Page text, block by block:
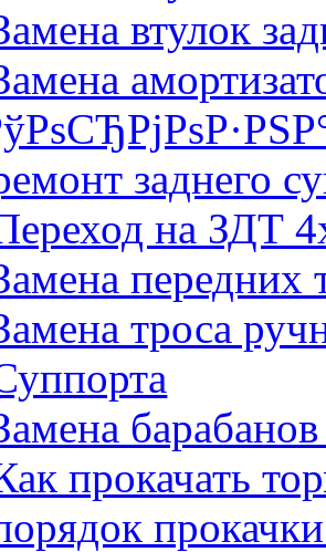
втулок
заднего
на ЗДТ
передних
троса
прокачать